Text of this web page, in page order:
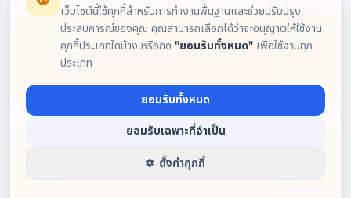
Hold
GLOBLEX
อัพไซด์: 8.49%
15/05/2569 1.2
KGI
11/05/2569
เว็บไซต์นี้ใช้คุกกี้สำหรับการทำงานพื้นฐานและช่วยปรับปรุง
ประสบการณ์ของคุณ คุณสามารถเลือกได้ว่าจะอนุญาตให้ใช้งาน
คุกกี้ประเภทใดบ้าง หรือกด "ยอมรับทั้งหมด" เพื่อใช้งานทุก
ประเภท
ยอมรับทั้งหมด
ยอมรับเฉพาะที่จำเป็น
ตั้งค่าคุกกี้